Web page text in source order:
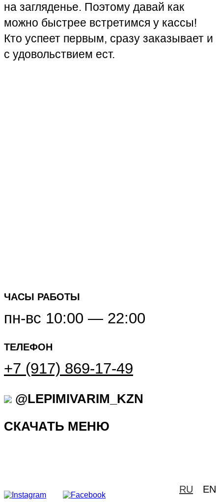
на загляденье. Поэтому давай как
можно быстрее встретимся у кассы!
Кто успеет первым, сразу заказывает и
с удовольствием ест.
ЧАСЫ РАБОТЫ
пн-вс 10:00 — 22:00
ТЕЛЕФОН
+7 (917) 869-17-49
@LEPIMIVARIM_KZN
СКАЧАТЬ МЕНЮ
RU EN